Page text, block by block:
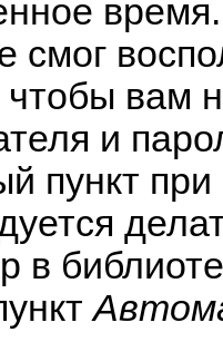
смог
чтобы вам
и
пункт
в